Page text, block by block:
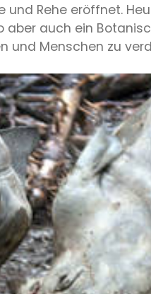
Rehe eröffnet.
auch ein
und Menschen zu